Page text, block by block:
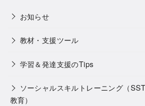
お知らせ
教材・支援ツール
学習＆発達支援のTips
ソーシャルスキルトレーニング（
教育）